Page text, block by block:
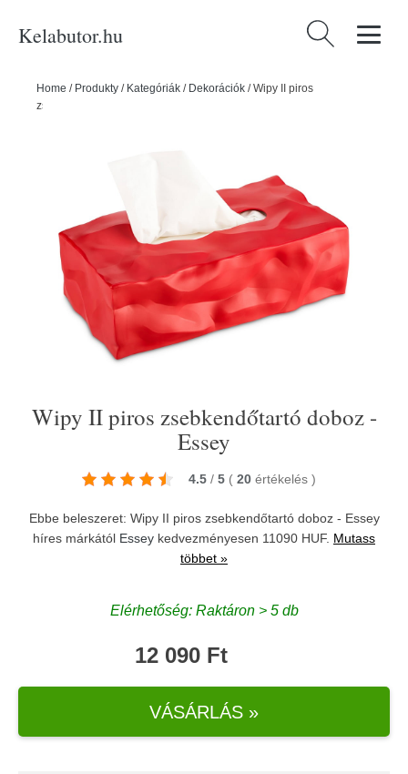
Kelabutor.hu Keresés:
Home / Produkty / Kategóriák / Dekorációk /Wipy II piros
zsebkendőtartó doboz - Essey
Wipy II piros zsebkendőtartó doboz -
Essey
4.5 / 5 ( 20 értékelés )
Ebbe beleszeret: Wipy II piros zsebkendőtartó doboz - Essey
híres márkától Essey kedvezményesen 11090 HUF. Mutass
többet »
Elérhetőség: Raktáron > 5 db
12 090 Ft
VÁSÁRLÁS »